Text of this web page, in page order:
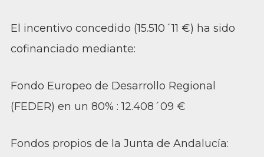
El incentivo concedido (15.510´11 €) ha sido
cofinanciado mediante:
Fondo Europeo de Desarrollo Regional
(FEDER) en un 80% : 12.408´09 €
Fondos propios de la Junta de Andalucía: